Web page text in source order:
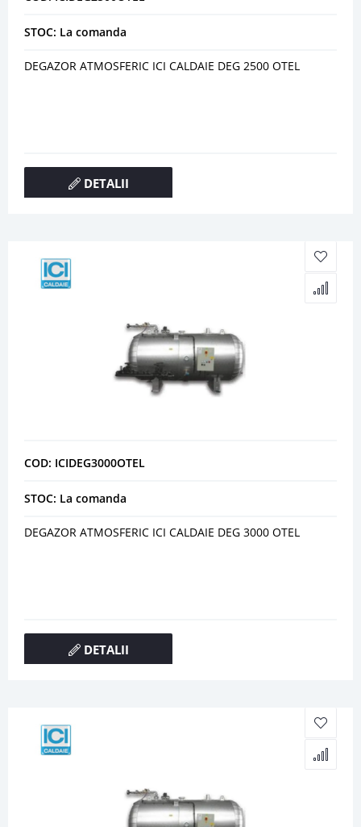
STOC: La comanda
DEGAZOR ATMOSFERIC ICI CALDAIE DEG 2500 OTEL
DETALII
COD: ICIDEG3000OTEL
STOC: La comanda
DEGAZOR ATMOSFERIC ICI CALDAIE DEG 3000 OTEL
DETALII